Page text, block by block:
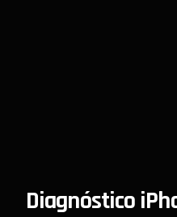
Diagnóstico